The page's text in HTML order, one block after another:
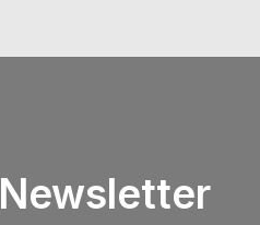
Newsletter